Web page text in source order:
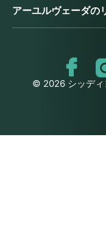
アーユルヴェーダの
© 2026 シッディ